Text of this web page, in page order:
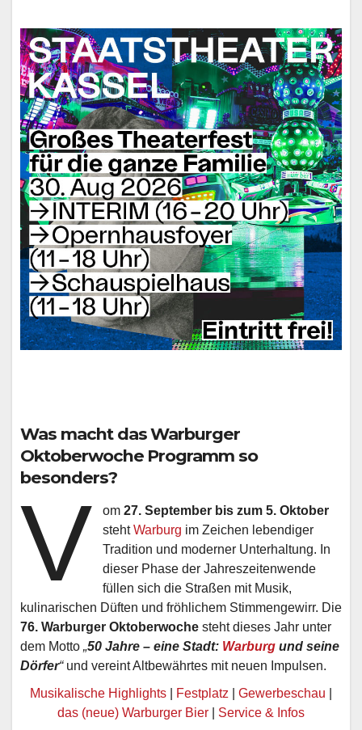
Was macht das Warburger
Oktoberwoche Programm so
besonders?
V om27. September bis zum 5. Oktober
stehtWarburg im Zeichen lebendiger
Tradition und moderner Unterhaltung. In
dieser Phase der Jahreszeitenwende
füllen sich die Straßen mit Musik,
kulinarischen Düften und fröhlichem Stimmengewirr. Die
76. Warburger Oktoberwoche steht dieses Jahr unter
dem Motto „50 Jahre – eine Stadt: Warburg und seine
Dörfer“und vereint Altbewährtes mit neuen Impulsen.
Musikalische Highlights
Festplatz Gewerbeschau
das (neue) Warburger Bier
Service & Infos